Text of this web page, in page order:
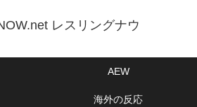
レスリングナウ
AEW
海外の反応